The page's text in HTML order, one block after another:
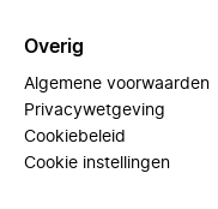
Overig
Algemene voorwaarden
Privacywetgeving
Cookiebeleid
Cookie instellingen